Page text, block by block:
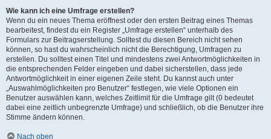
Wie kann ich eine Umfrage erstellen?
Wenn du ein neues Thema eröffnest oder den ersten Beitrag eines Themas
bearbeitest, findest du ein Register „Umfrage erstellen“ unterhalb des
Formulars zur Beitragserstellung. Solltest du diesen Bereich nicht sehen
können, so hast du wahrscheinlich nicht die Berechtigung, Umfragen zu
erstellen. Du solltest einen Titel und mindestens zwei Antwortmöglichkeiten in
die entsprechenden Felder eingeben und dabei sicherstellen, dass jede
Antwortmöglichkeit in einer eigenen Zeile steht. Du kannst auch unter
„Auswahlmöglichkeiten pro Benutzer“ festlegen, wie viele Optionen ein
Benutzer auswählen kann, welches Zeitlimit für die Umfrage gilt (0 bedeutet
dabei eine zeitlich unbegrenzte Umfrage) und schließlich, ob die Benutzer ihre
Stimme ändern können.
Nach oben